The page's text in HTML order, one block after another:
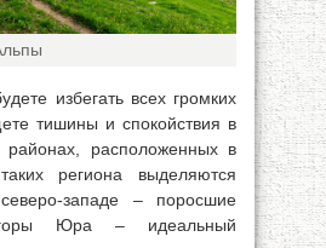
избегать всех громких
тишины и спокойствия в
расположенных в
региона выделяются
западе – поросшие
горы Юра – идеальный